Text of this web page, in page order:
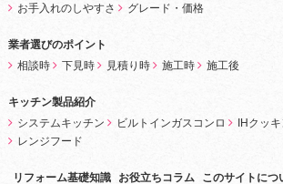
お手入れのしやすさ
グレード・価格
業者選びのポイント
相談時
下見時 見積り時 施工時 施工後
キッチン製品紹介
システムキッチン
ビルトインガスコンロ
IHクッ
レンジフード
リフォーム基礎知識 お役立ちコラム このサイトにつ